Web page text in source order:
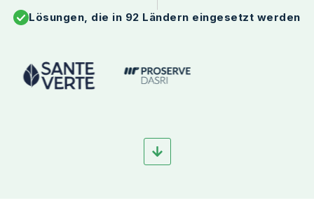
Lösungen, die in 92 Ländern eingesetzt werden